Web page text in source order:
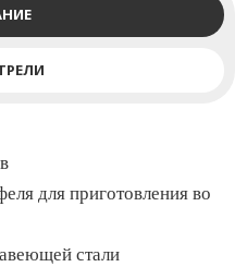
для приготовления во
стали